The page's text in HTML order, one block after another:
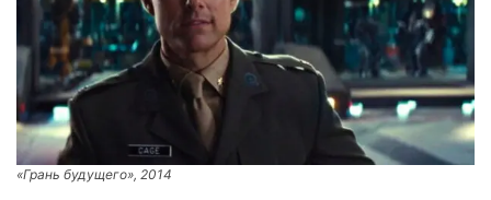
«Грань будущего», 2014